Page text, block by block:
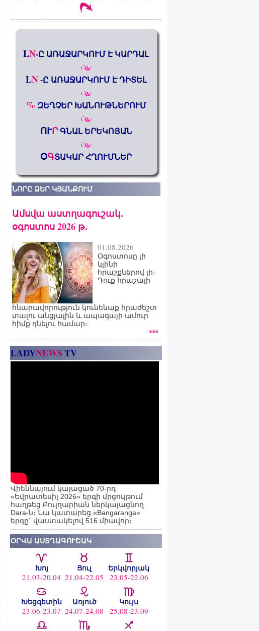
LN-Ը ԱՌԱՋԱՐԿՈՒՄ Է ԿԱՐԴԱԼ
LN-Ը ԱՌԱՋԱՐԿՈՒՄ Է ԴԻՏԵԼ
% ԶԵՂՉԵՐ ԽԱՆՈՒԹՆԵՐՈՒՄ
ՈՒՐԳՆԱԼ ԵՐԵԿՈՅԱՆ
ՕԳՏԱԿԱՐ ՀՂՈՒՄՆԵՐ
ՆՈՐԸ ՁԵՐ ԿՅԱՆՔՈՒՄ
Ամսվա աստղագուշակ․
օգոստոս 2026 թ․
01.08.2026
Օգոստոսը լի
կլինի
հրաշքներով լի։
Դուք հրաշալի
հնարավորություն կունենաք հրաժեշտ
տալու անցյալին և ապագայի ամուր
հիմք դնելու համար։
LADYNEWSTV
Վիեննայում կայացած 70-րդ
«Եվրատեսիլ 2026» երգի մրցույթում
հաղթեց Բուլղարիան ներկայացնող
Dara-ն։ Նա կատարեց «Bangaranga»
երգը` վաստակելով 516 միավոր։
ՕՐՎԱ ԱՍՏՂԱԳՈՒՇԱԿ
Խոյ
21.03-20.04
Ցուլ
21.04-22.05
Երկվորյակ
23.05-22.06
Խեցգետին
23.06-23.07
Առյուծ
24.07-24.08
Կույս
25.08-23.09